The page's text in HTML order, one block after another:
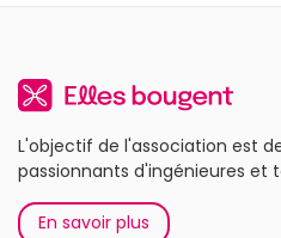
L'objectif de l'association est
passionnants d'ingénieures et
En savoir plus